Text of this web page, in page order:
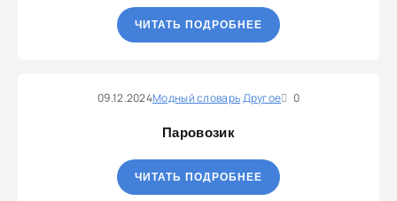
ЧИТАТЬ ПОДРОБНЕЕ
09.12.2024Модный словарьДругое 0
Паровозик
ЧИТАТЬ ПОДРОБНЕЕ